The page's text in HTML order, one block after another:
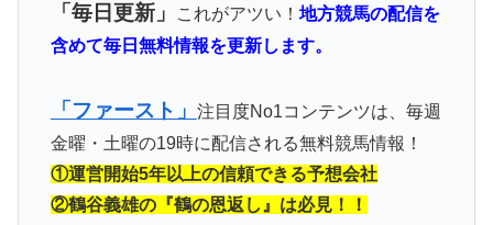
「毎日更新」 これがアツい！ 地方競馬の配信を
含めて毎日無料情報を更新します。
「ファースト」 注目度No1コンテンツは、毎週
金曜・土曜の19時に配信される無料競馬情報！
①運営開始5年以上の信頼できる予想会社
②鶴谷義雄の『鶴の恩返し』は必見！！